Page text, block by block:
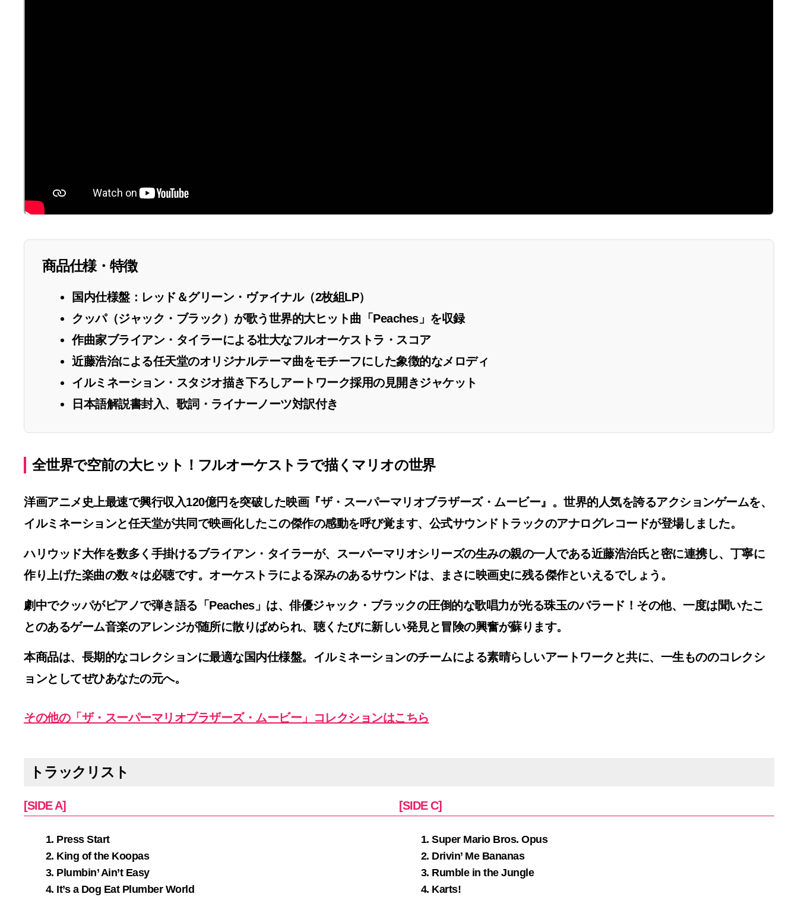
商品仕様・特徴
国内仕様盤：レッド＆グリーン・ヴァイナル（2枚組LP）
クッパ（ジャック・ブラック）が歌う世界的大ヒット曲「Peaches」を収録
作曲家ブライアン・タイラーによる壮大なフルオーケストラ・スコア
近藤浩治による任天堂のオリジナルテーマ曲をモチーフにした象徴的なメロディ
イルミネーション・スタジオ描き下ろしアートワーク採用の見開きジャケット
日本語解説書封入、歌詞・ライナーノーツ対訳付き
全世界で空前の大ヒット！フルオーケストラで描くマリオの世界
洋画アニメ史上最速で興行収入120億円を突破した映画『ザ・スーパーマリオブラザーズ・ムービー』 。世界的人気を誇るアクションゲームを、
イルミネーションと任天堂が共同で映画化したこの傑作の感動を呼び覚ます、公式サウンドトラックのアナログレコードが登場しました。
ハリウッド大作を数多く手掛けるブライアン・タイラーが、スーパーマリオシリーズの生みの親の一人である近藤浩治氏と密に連携し、丁寧に
作り上げた楽曲の数々は必聴です。オーケストラによる深みのあるサウンドは、まさに映画史に残る傑作といえるでしょう。
劇中でクッパがピアノで弾き語る 「Peaches」 は、俳優ジャック・ブラックの圧倒的な歌唱力が光る珠玉のバラード！その他、一度は聞いたこ
とのあるゲーム音楽のアレンジが随所に散りばめられ、聴くたびに新しい発見と冒険の興奮が蘇ります。
本商品は、長期的なコレクションに最適な国内仕様盤。イルミネーションのチームによる素晴らしいアートワークと共に、一生もののコレクシ
ョンとしてぜひあなたの元へ。
その他の「ザ・スーパーマリオブラザーズ・ムービー」コレクションはこちら
トラックリスト
[SIDE A]
Press Start
King of the Koopas
Plumbin’ Ain’t Easy
It’s a Dog Eat Plumber World
[SIDE C]
Super Mario Bros. Opus
Drivin’ Me Bananas
Rumble in the Jungle
Karts!